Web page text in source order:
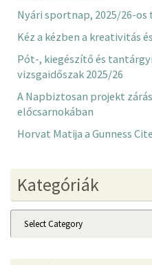
Nyári sportnap, 2025/26-os
Kéz a kézben a kreativitás
Pót-, kiegészítő és
vizsgaidőszak 2025/26
A Napbiztosan projekt
előcsarnokában
Horvat Matija a Gunness
Kategóriák
Kategóriák